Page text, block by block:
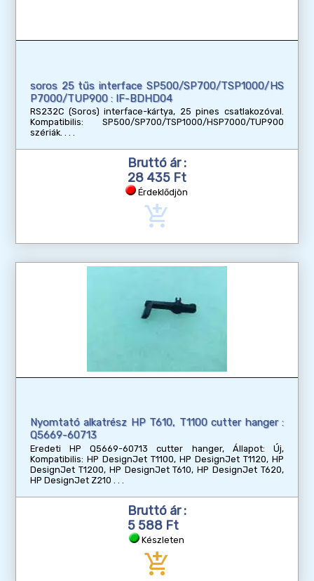
soros 25 tűs interface SP500/SP700/TSP1000/HS
P7000/TUP900 : IF-BDHD04
RS232C (Soros) interface-kártya, 25 pines csatlakozóval.
Kompatibilis: SP500/SP700/TSP1000/HSP7000/TUP900
szériák.
Bruttó ár :
28 435 Ft
Érdeklődjön
add_shopping_cart
Nyomtató alkatrész HP T610, T1100 cutter hanger :
Q5669-60713
Eredeti HP Q5669-60713 cutter hanger, Állapot: Új,
Kompatibilis: HP DesignJet T1100, HP DesignJet T1120, HP
DesignJet T1200, HP DesignJet T610, HP DesignJet T620,
HP DesignJet Z210
Bruttó ár :
5 588 Ft
Készleten
add_shopping_cart